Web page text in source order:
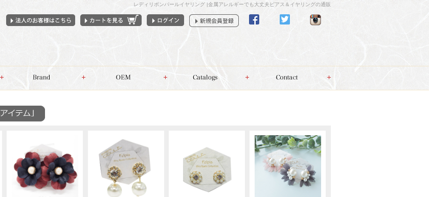
レディリボンパールイヤリング |金属アレルギーでも大丈夫ピアス＆イヤリングの通販